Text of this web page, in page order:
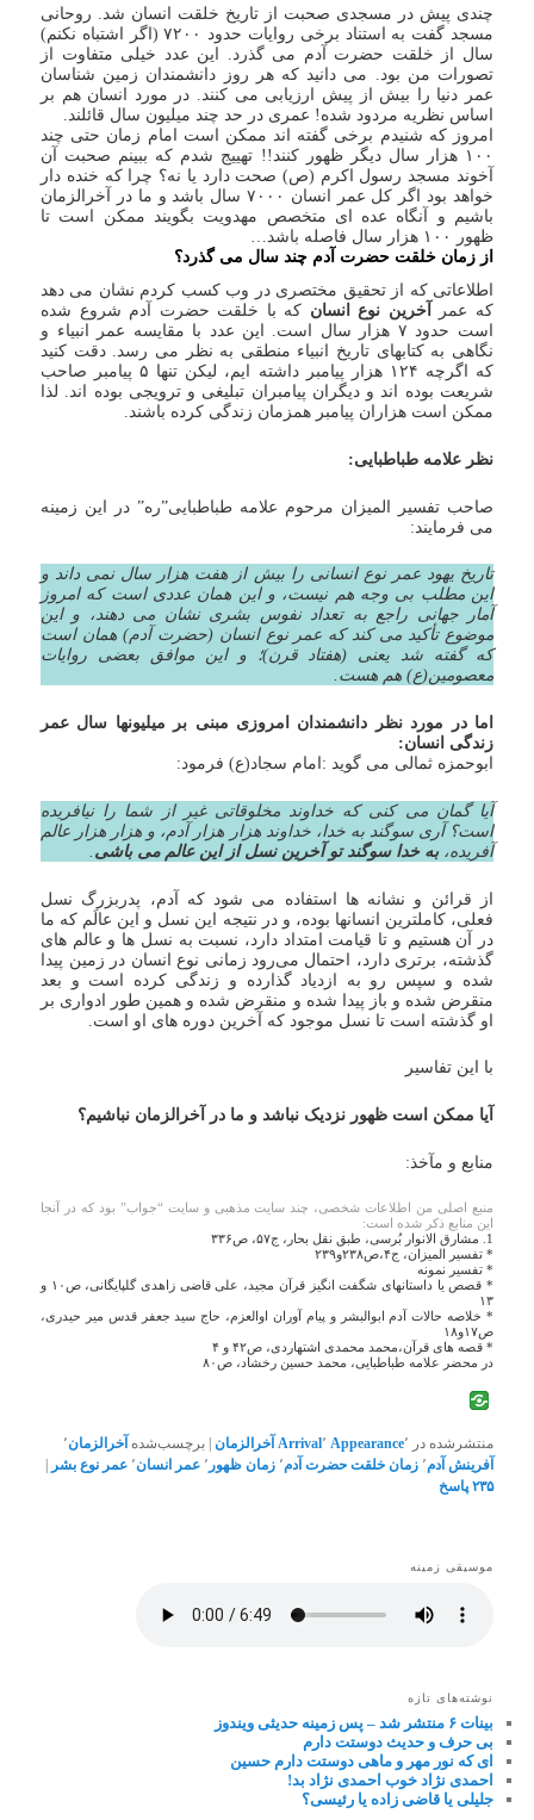
چندی پیش در مسجدی صحبت از تاریخ خلقت انسان شد. روحانی
مسجد گفت به استناد برخی روایات حدود ۷۲۰۰ (اگر اشتباه نکنم)
سال از خلقت حضرت آدم می گذرد. این عدد خیلی متفاوت از
تصورات من بود. می دانید که هر روز دانشمندان زمین شناسان
عمر دنیا را بیش از پیش ارزیابی می کنند. در مورد انسان هم بر
اساس نظریه مردود شده! عمری در حد چند میلیون سال قائلند.
امروز که شنیدم برخی گفته اند ممکن است امام زمان حتی چند
۱۰۰ هزار سال دیگر ظهور کنند!! تهییج شدم که ببینم صحبت آن
آخوند مسجد رسول اکرم (ص) صحت دارد یا نه؟ چرا که خنده دار
خواهد بود اگر کل عمر انسان ۷۰۰۰ سال باشد و ما در آخرالزمان
باشیم و آنگاه عده ای متخصص مهدویت بگویند ممکن است تا
ظهور ۱۰۰ هزار سال فاصله باشد…
از زمان خلقت حضرت آدم چند سال می گذرد؟
اطلاعاتی که از تحقیق مختصری در وب کسب کردم نشان می دهد
که عمر
آخرین نوع انسان که با خلقت حضرت آدم شروع شده
است حدود ۷ هزار سال است. این عدد با مقایسه عمر انبیاء و
نگاهی به کتابهای تاریخ انبیاء منطقی به نظر می رسد. دقت کنید
که اگرچه ۱۲۴ هزار پیامبر داشته ایم، لیکن تنها ۵ پیامبر صاحب
شریعت بوده اند و دیگران پیامبران تبلیغی و ترویجی بوده اند. لذا
ممکن است هزاران پیامبر همزمان زندگی کرده باشند.
نظر علامه طباطبایی:
صاحب تفسیر المیزان مرحوم علامه طباطبایی”ره” در این زمینه
می فرمایند:
تاریخ یهود عمر نوع انسانی را بیش از هفت هزار سال نمی داند و
این مطلب بی وجه هم نیست، و این همان عددی است که امروز
آمار جهانی راجع به تعداد نفوس بشری نشان می دهند، و این
موضوع تأکید می کند که عمر نوع انسان (حضرت آدم) همان است
که گفته شد یعنی (هفتاد قرن)؛ و این موافق بعضی روایات
معصومین(ع) هم هست.
اما در مورد نظر دانشمندان امروزی مبنی بر میلیونها سال عمر
زندگی انسان:
ابوحمزه ثمالی می گوید :امام سجاد(ع) فرمود:
آیا گمان می کنی که خداوند مخلوقاتی غیر از شما را نیافریده
است؟ آری سوگند به خدا، خداوند هزار هزار آدم، و هزار هزار عالم
آفریده،به خدا سوگند تو آخرین نسل از این عالم می باشی
از قرائن و نشانه ها استفاده می شود که آدم، پدربزرگ نسل
فعلی، کاملترین انسانها بوده، و در نتیجه این نسل و این عالَم که ما
در آن هستیم و تا قیامت امتداد دارد، نسبت به نسل ها و عالم های
گذشته، برتری دارد، احتمال می‌رود زمانی نوع انسان در زمین پیدا
شده و سپس رو به ازدیاد گذارده و زندگی کرده است و بعد
منقرض شده و باز پیدا شده و منقرض شده و همین طور ادواری بر
او گذشته است تا نسل موجود که آخرین دوره های او است.
با این تفاسیر
آیا ممکن است ظهور نزدیک نباشد و ما در آخرالزمان نباشیم؟
منابع و مآخذ:
منبع اصلی من اطلاعات شخصی، چند سایت مذهبی و سایت “جواب” بود که در آنجا
این منابع ذکر شده است:
1. مشارق الانوار بُرسی، طبق نقل بحار، ج۵۷، ص۳۳۶
* تفسیر المیزان، ج۴،ص۲۳۸و۲۳۹
* تفسیر نمونه
* قصص یا داستانهای شگفت انگیز قرآن مجید، علی قاضی زاهدی گلپایگانی، ص۱۰ و
۱۳
* خلاصه حالات آدم ابوالبشر و پیام آوران اوالعزم، حاج سید جعفر قدس میر حیدری،
ص۱۷و۱۸
* قصه های قرآن،محمد محمدی اشتهاردی، ص۴۲ و ۴
در محضر علامه طباطبایی، محمد حسین رخشاد، ص۸۰
منتشرشده در Appearance٬ Arrival٬ آخرالزمان |برچسب‌شده آخرالزمان٬
آفرینش آدم٬ زمان خلقت حضرت آدم٬ زمان ظهور ٬ عمر انسان٬ عمر نوع بشر
۲۳۵پاسخ
موسیقی زمینه
نوشته‌های تازه
بینات ۶ منتشر شد – پس زمینه حدیثی ویندوز
بی حرف و حدیث دوستت دارم
ای که نور مهر و ماهی دوستت دارم حسین
احمدی نژاد خوب احمدی نژاد بد!
جلیلی یا قاضی زاده یا رئیسی؟